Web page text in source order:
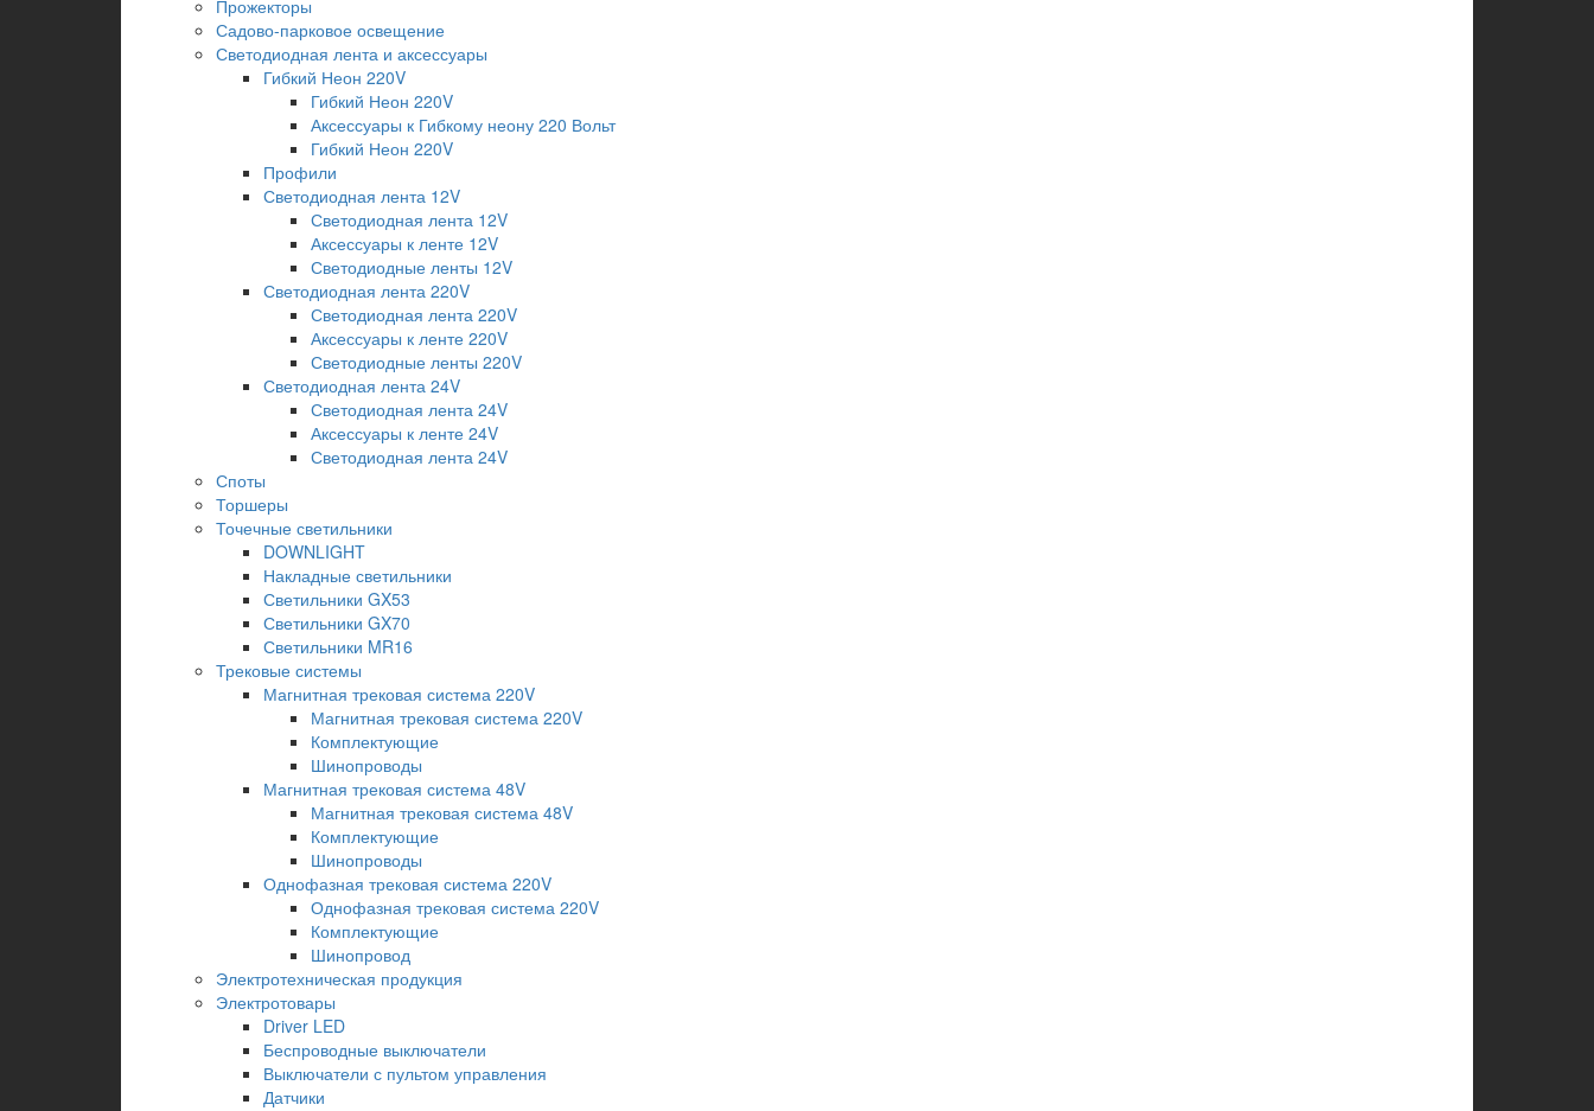
Прожекторы
Садово-парковое освещение
Светодиодная лента и аксессуары
Гибкий Неон 220V
Гибкий Неон 220V
Аксессуары к Гибкому неону 220 Вольт
Гибкий Неон 220V
Профили
Светодиодная лента 12V
Светодиодная лента 12V
Аксессуары к ленте 12V
Светодиодные ленты 12V
Светодиодная лента 220V
Светодиодная лента 220V
Аксессуары к ленте 220V
Светодиодные ленты 220V
Светодиодная лента 24V
Светодиодная лента 24V
Аксессуары к ленте 24V
Светодиодная лента 24V
Споты
Торшеры
Точечные светильники
DOWNLIGHT
Накладные светильники
Светильники GX53
Светильники GX70
Светильники MR16
Трековые системы
Магнитная трековая система 220V
Магнитная трековая система 220V
Комплектующие
Шинопроводы
Магнитная трековая система 48V
Магнитная трековая система 48V
Комплектующие
Шинопроводы
Однофазная трековая система 220V
Однофазная трековая система 220V
Комплектующие
Шинопровод
Электротехническая продукция
Электротовары
Driver LED
Беспроводные выключатели
Выключатели с пультом управления
Датчики